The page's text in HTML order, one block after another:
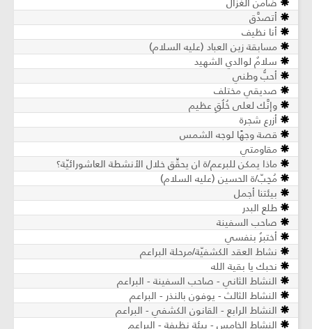
أتصدَّق
أنا نظيف
مسابقة زين العباد (عليه السلام)
سلامٌ لوالدي الشهيد
أحبُّ وطني
صديقي مختلف
وإنَّك لعلى خُلُقٍ عظيم
أزرع شجرة
قصة وجهًا لوجه الشمس
مقاومتي
ماذا يمكن للبرعم/ة ان يحقِّق خلال الأنشطة العاشورائيّة؟
مُحِبّ/ة الحسين (عليه السلام)
بيئتنا أجمل
طلع البدر
صاحب السفينة
أختبرُ بنفسي
نشاط العقد الكشفيّة/مرحلة البراعم
نحبك يا بقية الله
النشاط الثاني - صاحب السفينة - البراعم
النشاط الثالث - يوفون بالنذر - البراعم
النشاط الرابع - القانون الكشفي - البراعم
النشاط الخامس - بيئة نظيفة - البراعم